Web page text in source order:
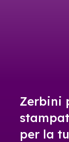
Zerbini
per la